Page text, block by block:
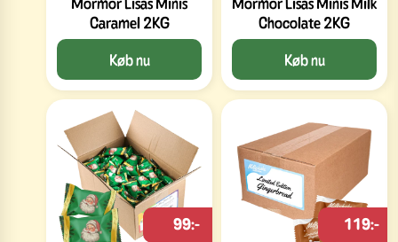
Caramel 2KG
Køb nu
Chocolate 2KG
Køb nu
99:- 119:-